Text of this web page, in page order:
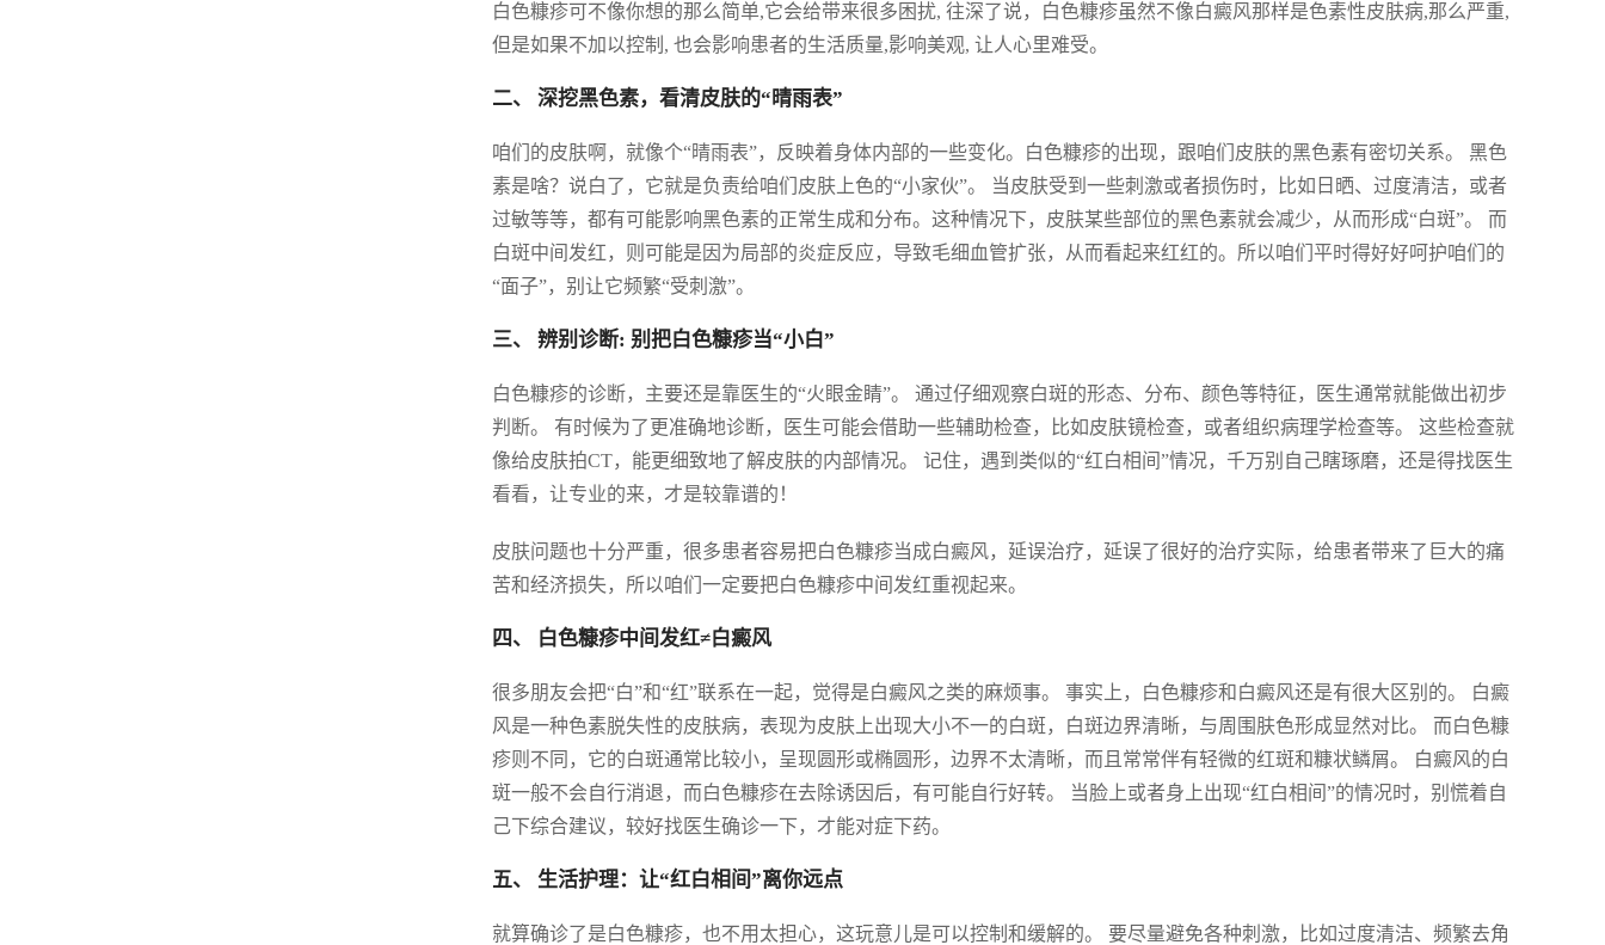
白色糠疹可不像你想的那么简单,它会给带来很多困扰, 往深了说，白色糠疹虽然不像白癜风那样是色素性皮肤病,那么严重,
但是如果不加以控制, 也会影响患者的生活质量,影响美观, 让人心里难受。
二、 深挖黑色素，看清皮肤的“晴雨表”
咱们的皮肤啊，就像个“晴雨表”，反映着身体内部的一些变化。白色糠疹的出现，跟咱们皮肤的黑色素有密切关系。 黑色
素是啥？说白了，它就是负责给咱们皮肤上色的“小家伙”。 当皮肤受到一些刺激或者损伤时，比如日晒、过度清洁，或者
过敏等等，都有可能影响黑色素的正常生成和分布。这种情况下，皮肤某些部位的黑色素就会减少，从而形成“白斑”。 而
白斑中间发红，则可能是因为局部的炎症反应，导致毛细血管扩张，从而看起来红红的。所以咱们平时得好好呵护咱们的
“面子”，别让它频繁“受刺激”。
三、 辨别诊断: 别把白色糠疹当“小白”
白色糠疹的诊断，主要还是靠医生的“火眼金睛”。 通过仔细观察白斑的形态、分布、颜色等特征，医生通常就能做出初步
判断。 有时候为了更准确地诊断，医生可能会借助一些辅助检查，比如皮肤镜检查，或者组织病理学检查等。 这些检查就
像给皮肤拍CT，能更细致地了解皮肤的内部情况。 记住，遇到类似的“红白相间”情况，千万别自己瞎琢磨，还是得找医生
看看，让专业的来，才是较靠谱的！
皮肤问题也十分严重，很多患者容易把白色糠疹当成白癜风，延误治疗，延误了很好的治疗实际，给患者带来了巨大的痛
苦和经济损失，所以咱们一定要把白色糠疹中间发红重视起来。
四、 白色糠疹中间发红≠白癜风
很多朋友会把“白”和“红”联系在一起，觉得是白癜风之类的麻烦事。 事实上，白色糠疹和白癜风还是有很大区别的。 白癜
风是一种色素脱失性的皮肤病，表现为皮肤上出现大小不一的白斑，白斑边界清晰，与周围肤色形成显然对比。 而白色糠
疹则不同，它的白斑通常比较小，呈现圆形或椭圆形，边界不太清晰，而且常常伴有轻微的红斑和糠状鳞屑。 白癜风的白
斑一般不会自行消退，而白色糠疹在去除诱因后，有可能自行好转。 当脸上或者身上出现“红白相间”的情况时，别慌着自
己下综合建议，较好找医生确诊一下，才能对症下药。
五、 生活护理：让“红白相间”离你远点
就算确诊了是白色糠疹，也不用太担心，这玩意儿是可以控制和缓解的。 要尽量避免各种刺激，比如过度清洁、频繁去角